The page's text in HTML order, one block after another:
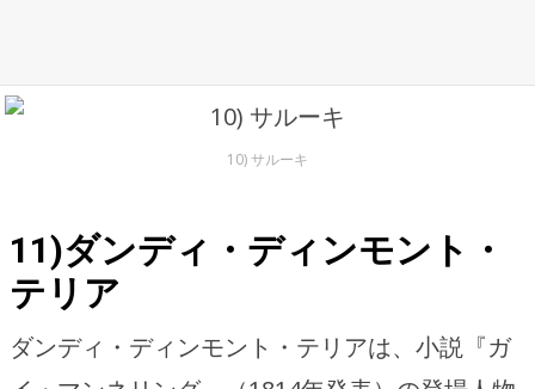
10) サルーキ
11)ダンディ・ディンモント・
テリア
ダンディ・ディンモント・テリアは、小説『ガ